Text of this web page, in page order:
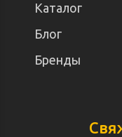
Каталог
Блог
Бренды